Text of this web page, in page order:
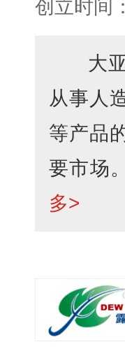
创立时间
大
从事人
等产品
要市场
多>